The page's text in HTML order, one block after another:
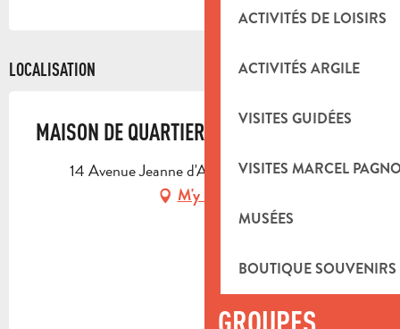
ACTIVITÉS DE LOISIRS
ACTIVITÉS ARGILE
VISITES GUIDÉES
VISITES MARCEL
MUSÉES
BOUTIQUE
GROUPES
LOCALISATION
MAISON DE QUARTIER DU CENTRE VILLE
14 Avenue Jeanne d'Arc, 13400 Aubagne
M'y rendre